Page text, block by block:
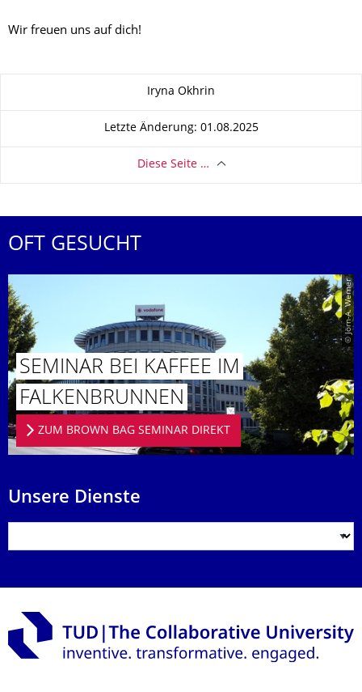
Wir freuen uns auf dich!
Iryna Okhrin
Letzte Änderung: 01.08.2025
Diese Seite …
OFT GESUCHT
© Jörn-A. Werner
SEMINAR BEI KAFFEE IM
FALKENBRUN­NEN
ZUM BROWN BAG SEMINAR DIREKT
Unsere Dienste